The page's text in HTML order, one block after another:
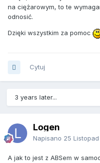
na ciężarowym, to te
odnosić.
Dzięki wszystkim za pomoc
Cytuj
3 years later...
Logen
Napisano 25 Listopad
A jak to jest z ABSem w